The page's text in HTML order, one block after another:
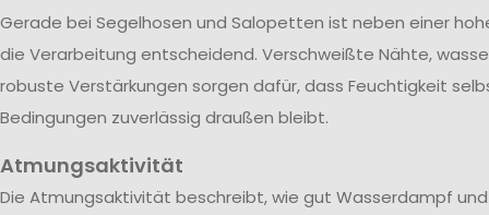
Gerade bei Segelhosen und Salopetten ist neben einer
die Verarbeitung entscheidend. Verschweißte Nähte,
robuste Verstärkungen sorgen dafür, dass Feuchtigkeit
Bedingungen zuverlässig draußen bleibt.
Atmungsaktivität
Die Atmungsaktivität beschreibt, wie gut Wasserdampf